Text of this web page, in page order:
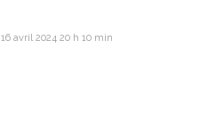
16 avril 2024 20 h 10 min